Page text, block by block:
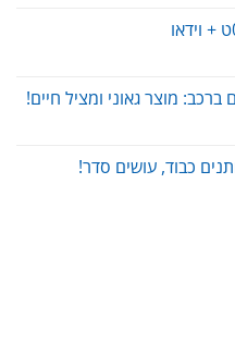
מוצר גאוני ומציל חיים!
כבוד, עושים סדר!